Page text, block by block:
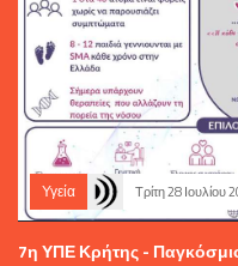
Υγεία Τρίτη 28 Ιουλίου
7η ΥΠΕ Κρήτης -